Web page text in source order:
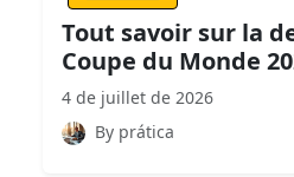
Tout savoir sur la
Coupe du Monde
4 de juillet de 2026
By prática